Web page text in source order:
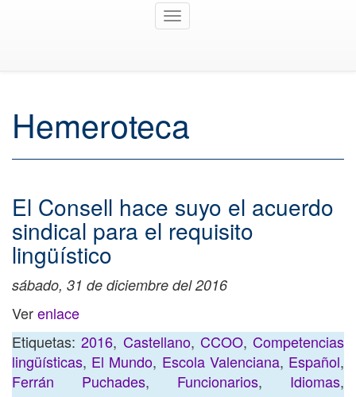
Toggle
Hemeroteca
El Consell hace suyo el acuerdo
sindical para el requisito
lingüístico
sábado, 31 de diciembre del 2016
Verenlace
Etiquetas:2016, Castellano, CCOO, Competencias
lingüísticas, El Mundo, Escola Valenciana, Español,
Ferrán Puchades, Funcionarios, Idiomas,